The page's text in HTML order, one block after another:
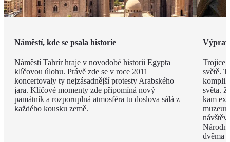
Náměstí, kde se psala historie
Náměstí Tahrír hraje v novodobé historii Egypta
klíčovou úlohu. Právě zde se v roce 2011
koncertovaly ty nejzásadnější protesty Arabského
jara. Klíčové momenty zde připomíná nový
památník a rozporuplná atmosféra tu doslova sálá z
každého kousku země.
Trojice
světě.
světa.
kam
dvěma